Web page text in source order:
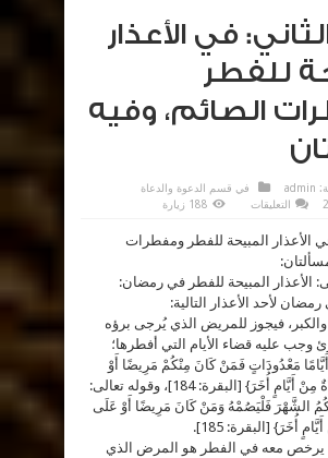
في الأعذار
للفطر
الصائم، وفيه
admin في قسم الدعوة والدعاة
التعليقات
في
الأعذار
ومفطرات
الصائم،
وفيه
مسألتان
مغلقة
188 زيارة
الأعذار المبيحة للفطر ومفطرات
الأعذار المبيحة للفطر في رمضان:
لأحد الأعذار التالية:
فيجوز للمريض الذي يُرجى برؤه
وجب عليه قضاء الأيام التي أفطرها؛
مَعْدُودَاتٍ فَمَنْ كَانَ مِنْكُمْ مَرِيضًا أَوْ
عَلَى سَفَرٍ فَعِدَّةٌ مِنْ أَيَّامٍ أُخَرَ} [البقرة: 184]، وقوله تعالى:
الشَّهْرَ فَلْيَصُمْهُ وَمَنْ كَانَ مَرِيضًا أَوْ عَلَى
أُخَرَ} [البقرة: 185].
يرخص معه في الفطر هو المرض الذي